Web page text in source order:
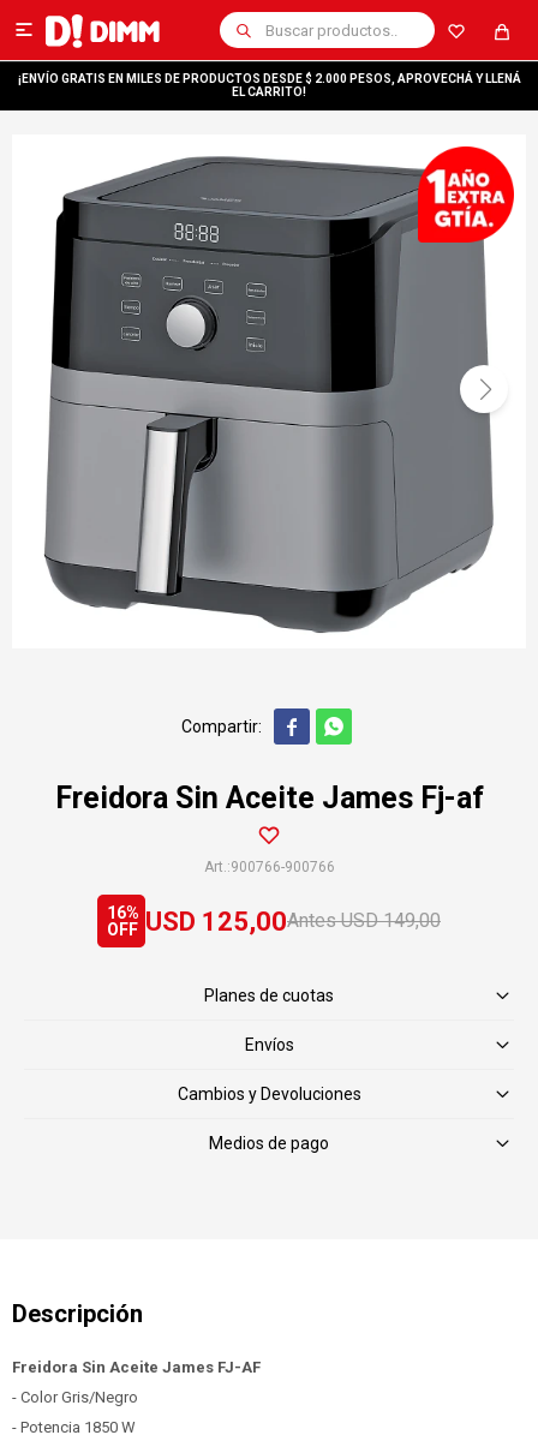

¡ENVÍO GRATIS EN MILES DE PRODUCTOS DESDE $ 2.000 PESOS, APROVECHÁ Y LLENÁ
EL CARRITO!
 
Freidora Sin Aceite James Fj-af
900766-900766
USD 125,00 USD 149,00
16
Planes de cuotas
Envíos
Cambios y Devoluciones
Medios de pago
Freidora Sin Aceite James FJ-AF
- Color Gris/Negro
- Potencia 1850 W